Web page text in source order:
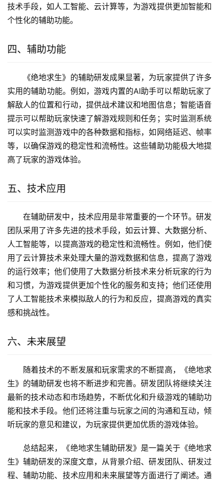
技术手段，如人工智能、云计算等，为游戏提供更加智能和
个性化的辅助功能。
四、辅助功能
《绝地求生》的辅助研发成果显著，为玩家提供了许多
实用的辅助功能。例如，游戏内置的AI助手可以帮助玩家了
解敌人的位置和行动，提供战术建议和地图信息；智能语音
提示可以帮助玩家快速了解游戏规则和任务；实时监测系统
可以实时监测游戏中的各种数据和指标，如网络延迟、帧率
等，以确保游戏的稳定性和流畅性。这些辅助功能极大地提
高了玩家的游戏体验。
五、技术应用
在辅助研发中，技术应用是非常重要的一个环节。研发
团队采用了许多先进的技术手段，如云计算、大数据分析、
人工智能等，以提高游戏的稳定性和流畅性。例如，他们使
用了云计算技术来处理大量的游戏数据和信息，提高了游戏
的运行效率；他们使用了大数据分析技术来分析玩家的行为
和习惯，为游戏提供更加个性化的服务和支持；他们还使用
了人工智能技术来模拟敌人的行为和反应，提高游戏的真实
感和挑战性。
六、未来展望
随着技术的不断发展和玩家需求的不断提高，《绝地求
生》的辅助研发也将不断进步和完善。研发团队将继续关注
最新的技术动态和市场趋势，不断优化和升级游戏的辅助功
能和技术手段。他们还将注重与玩家之间的沟通和互动，倾
听玩家的意见和建议，为玩家提供更加优质的游戏体验。
总结起来，《绝地求生辅助研发》是一篇关于《绝地求
生》辅助研发的深度文章，从背景介绍、研发团队、研发过
程、辅助功能、技术应用和未来展望等方面进行了阐述。通